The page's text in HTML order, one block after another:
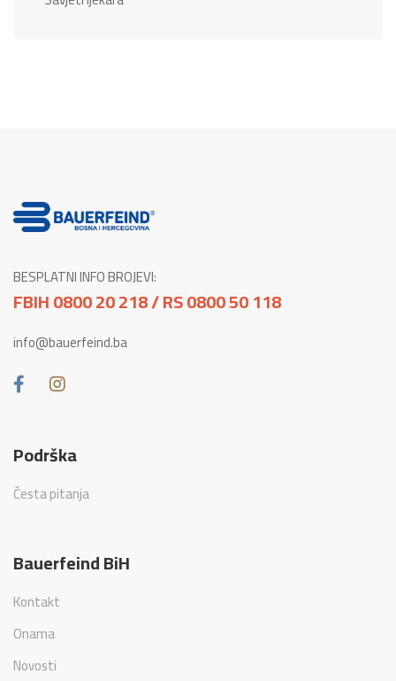
BESPLATNI INFO BROJEVI:
FBIH 0800 20 218 / RS 0800 50 118
info@bauerfeind.ba
Podrška
Česta pitanja
Bauerfeind BiH
Kontakt
Onama
Novosti